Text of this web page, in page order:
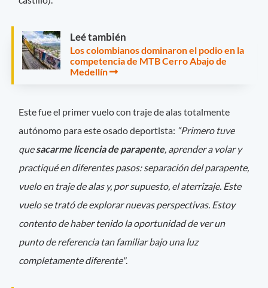
Leé también
Los colombianos dominaron el podio en la
competencia de MTB Cerro Abajo de
Medellín
Este fue el primer vuelo con traje de alas totalmente
autónomo para este osado deportista: “Primero tuve
que sacarme licencia de parapente, aprender a volar y
practiqué en diferentes pasos: separación del parapente,
vuelo en traje de alas y, por supuesto, el aterrizaje. Este
vuelo se trató de explorar nuevas perspectivas. Estoy
contento de haber tenido la oportunidad de ver un
punto de referencia tan familiar bajo una luz
completamente diferente".